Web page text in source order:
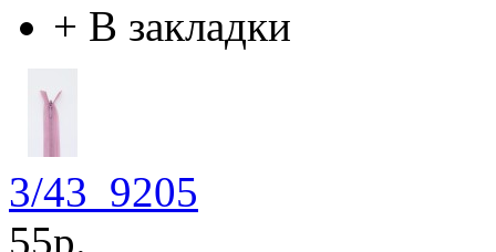
+ В закладки
3/43_9205
55р.